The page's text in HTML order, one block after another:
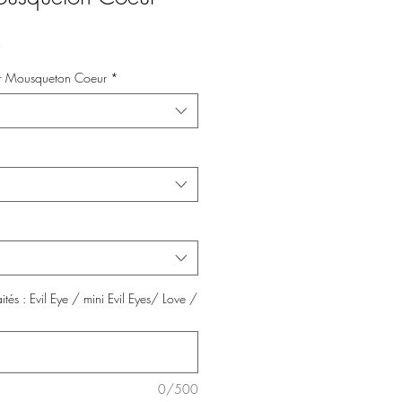
Mousqueton Coeur *
: Evil Eye / mini Evil Eyes/ Love /
0/500